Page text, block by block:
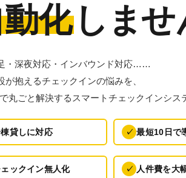
化しませ
・深夜対応・インバウンド対応……
が抱えるチェックインの悩みを、
丸ごと解決するスマートチェックインシス
貸しに対応 ✓ 最短10日で
ックイン無人化 ✓ 人件費を大